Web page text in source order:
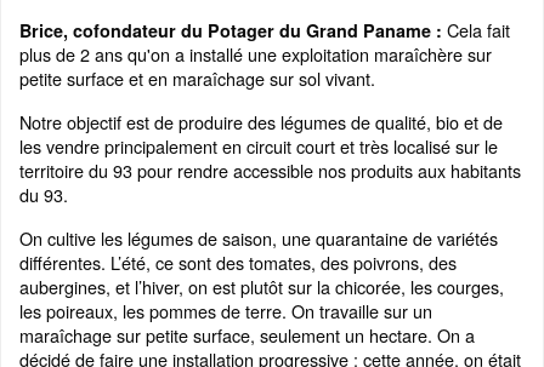
Brice, cofondateur du Potager du Grand Paname : Cela fait
plus de 2 ans qu'on a installé une exploitation maraîchère sur
petite surface et en maraîchage sur sol vivant.
Notre objectif est de produire des légumes de qualité, bio et de
les vendre principalement en circuit court et très localisé sur le
territoire du 93 pour rendre accessible nos produits aux habitants
du 93.
On cultive les légumes de saison, une quarantaine de variétés
différentes. L’été, ce sont des tomates, des poivrons, des
aubergines, et l’hiver, on est plutôt sur la chicorée, les courges,
les poireaux, les pommes de terre. On travaille sur un
maraîchage sur petite surface, seulement un hectare. On a
décidé de faire une installation progressive : cette année, on était